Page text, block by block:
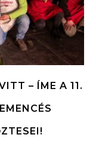
– ÍME A 11.